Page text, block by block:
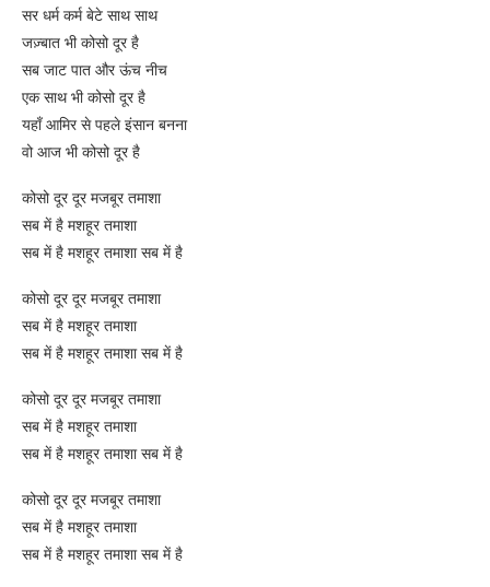
सर धर्म कर्म बेटे साथ साथ
जज़्बात भी कोसो दूर है
सब जाट पात और ऊंच नीच
एक साथ भी कोसो दूर है
यहाँ आमिर से पहले इंसान बनना
वो आज भी कोसो दूर है
कोसो दूर दूर मजबूर तमाशा
सब में है मशहूर तमाशा
सब में है मशहूर तमाशा सब में है
कोसो दूर दूर मजबूर तमाशा
सब में है मशहूर तमाशा
सब में है मशहूर तमाशा सब में है
कोसो दूर दूर मजबूर तमाशा
सब में है मशहूर तमाशा
सब में है मशहूर तमाशा सब में है
कोसो दूर दूर मजबूर तमाशा
सब में है मशहूर तमाशा
सब में है मशहूर तमाशा सब में है